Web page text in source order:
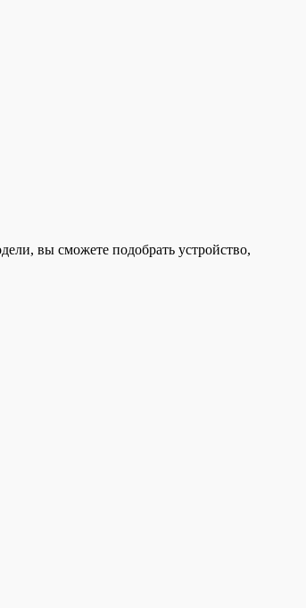
вы сможете подобрать устройство,